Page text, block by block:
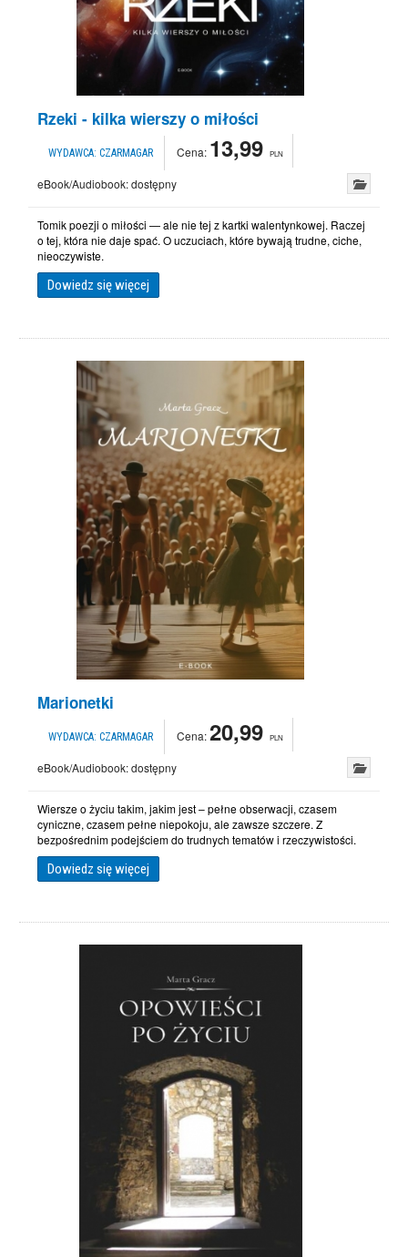
Rzeki - kilka wierszy o miłości
WYDAWCA: CZARMAGAR Cena: 13,99 PLN
eBook/Audiobook:dostępny
Tomik poezji o miłości — ale nie tej z kartki walentynkowej. Raczej
o tej, która nie daje spać. O uczuciach, które bywają trudne, ciche,
nieoczywiste.
Dowiedz się więcej
Marionetki
WYDAWCA: CZARMAGAR Cena:20,99 PLN
eBook/Audiobook:dostępny
Wiersze o życiu takim, jakim jest – pełne obserwacji, czasem
cyniczne, czasem pełne niepokoju, ale zawsze szczere. Z
bezpośrednim podejściem do trudnych tematów i rzeczywistości.
Dowiedz się więcej